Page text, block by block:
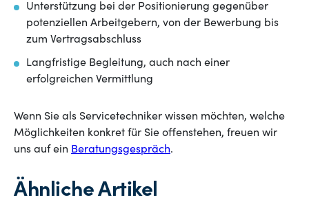
Unterstützung bei der Positionierung gegenüber
potenziellen Arbeitgebern, von der Bewerbung bis
zum Vertragsabschluss
Langfristige Begleitung, auch nach einer
erfolgreichen Vermittlung
Wenn Sie als Servicetechniker wissen möchten, welche
Möglichkeiten konkret für Sie offenstehen, freuen wir
uns auf ein Beratungsgespräch.
Ähnliche Artikel